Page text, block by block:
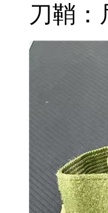
刀鞘：